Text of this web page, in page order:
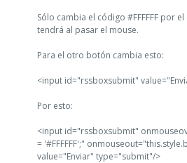
Sólo cambia el código #FFFFFF por
tendrá al pasar el mouse.
Para el otro botón cambia esto:
<input id="rssboxsubmit"
Por esto:
<input id="rssboxsubmit"
= '#FFFFFF';"
value="Enviar" type="submit"/>